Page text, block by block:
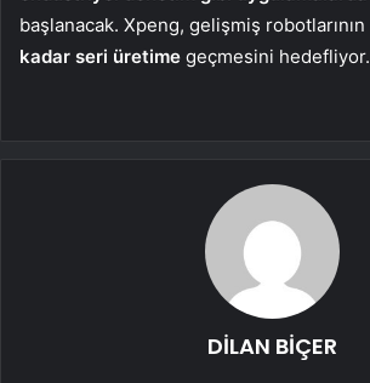
başlanacak. Xpeng, gelişmiş robotlarının
kadar seri üretime geçmesini hedefliyor.
DİLAN BİÇER